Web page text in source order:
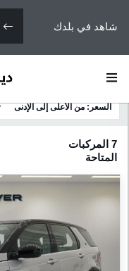
شاهد في بلدك
السعر: من الأعلى إلى الإدنى
7 المركبات
المتاحة
ديسكڤري